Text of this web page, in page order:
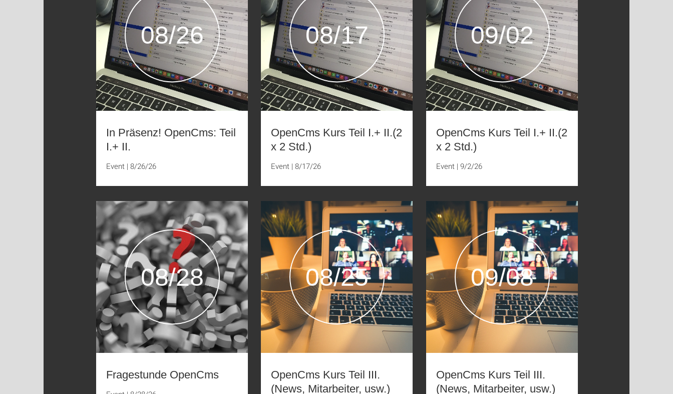
08/26
In Präsenz! OpenCms: Teil
I.+ II.
Event | 8/26/26
08/17
OpenCms Kurs Teil I.+ II.(2
x 2 Std.)
Event | 8/17/26
09/02
OpenCms Kurs Teil I.+ II.(2
x 2 Std.)
Event | 9/2/26
08/28
Fragestunde OpenCms
08/25
OpenCms Kurs Teil III.
(News, Mitarbeiter, usw.)
09/08
OpenCms Kurs Teil III.
(News, Mitarbeiter, usw.)